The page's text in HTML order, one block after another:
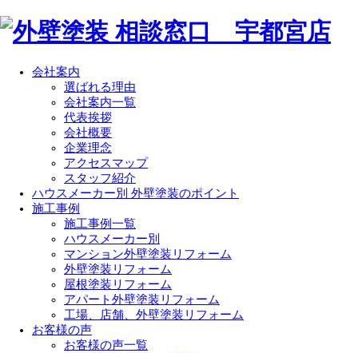
会社案内
選ばれる理由
会社案内一覧
代表挨拶
会社概要
企業理念
アクセスマップ
スタッフ紹介
ハウスメーカー別 外壁塗装のポイント
施工事例
施工事例一覧
ハウスメーカー別
マンション外壁塗装リフォーム
外壁塗装リフォーム
屋根塗装リフォーム
アパート外壁塗装リフォーム
工場、店舗、外壁塗装リフォーム
お客様の声
お客様の声一覧